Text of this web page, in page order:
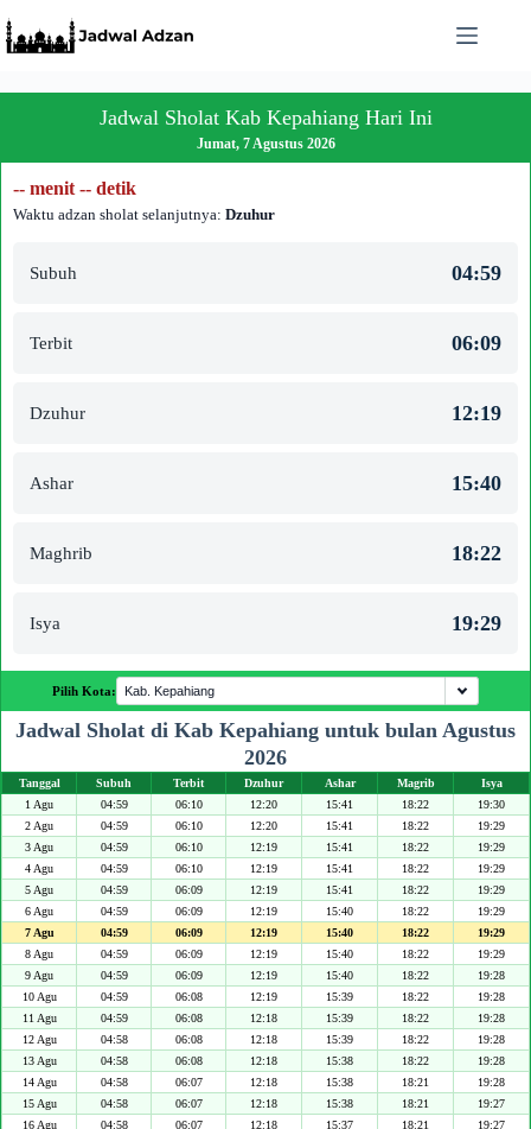
to
content
Jadwal Sholat Kab Kepahiang Hari Ini
Jumat, 7 Agustus 2026
-- menit -- detik
Waktu adzan sholat selanjutnya: Dzuhur
Subuh 04:59
Terbit 06:09
Dzuhur 12:19
Ashar 15:40
Maghrib 18:22
Isya 19:29
Pilih Kota:
Jadwal Sholat di Kab Kepahiang untuk bulan Agustus
2026
Tanggal Subuh Terbit Dzuhur Ashar Magrib
Isya
1 Agu
04:59 06:10 12:20 15:41 18:22
19:30
2 Agu
04:59 06:10 12:20 15:41 18:22
19:29
3 Agu
04:59 06:10 12:19 15:41 18:22
19:29
4 Agu
04:59 06:10 12:19 15:41 18:22
19:29
5 Agu
04:59 06:09 12:19 15:41 18:22
19:29
6 Agu
04:59 06:09 12:19 15:40 18:22
19:29
7 Agu
04:59 06:09 12:19 15:40 18:22
19:29
8 Agu
04:59 06:09 12:19 15:40 18:22
19:29
9 Agu
04:59 06:09 12:19 15:40 18:22
19:28
10 Agu
04:59 06:08 12:19 15:39 18:22
19:28
11 Agu
04:59 06:08 12:18 15:39 18:22
19:28
12 Agu
04:58 06:08 12:18 15:39 18:22
19:28
13 Agu
04:58 06:08 12:18 15:38 18:22
19:28
14 Agu
04:58 06:07 12:18 15:38 18:21
19:28
15 Agu
04:58 06:07 12:18 15:38 18:21
19:27
16 Agu
04:58 06:07 12:18 15:37 18:21
19:27